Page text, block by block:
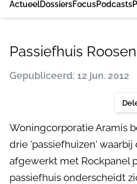
ActueelDossiersFocusPodcasts
Passiefhuis
Gepubliceerd: 12 jun. 2012
Woningcorporatie Aramis
drie 'passiefhuizen'
afgewerkt met Rockpanel
passiefhuis onderscheidt